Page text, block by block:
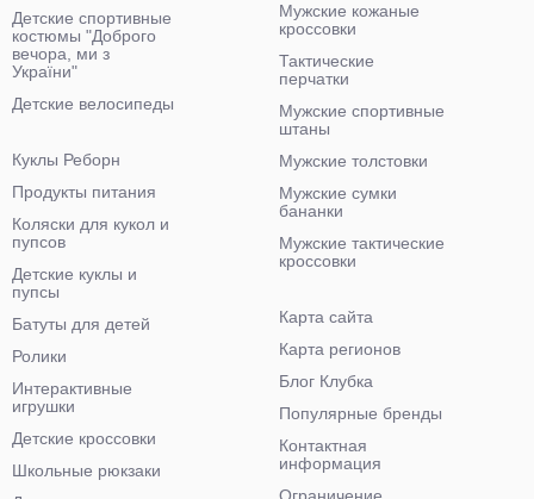
Детские спортивные
костюмы "Доброго
вечора, ми з
України"
Детские велосипеды
Мужские кожаные
кроссовки
Тактические
перчатки
Мужские спортивные
штаны
Мужские толстовки
Мужские сумки
бананки
Мужские тактические
кроссовки
Куклы Реборн
Продукты питания
Коляски для кукол и
пупсов
Детские куклы и
пупсы
Батуты для детей
Ролики
Интерактивные
игрушки
Детские кроссовки
Школьные рюкзаки
Карта сайта
Карта регионов
Блог Клубка
Популярные бренды
Контактная
информация